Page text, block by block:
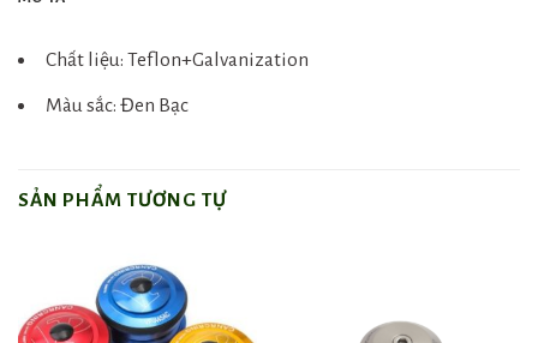
Chất liệu: Teflon+Galvanization
Màu sắc: Đen Bạc
SẢN PHẨM TƯƠNG TỰ